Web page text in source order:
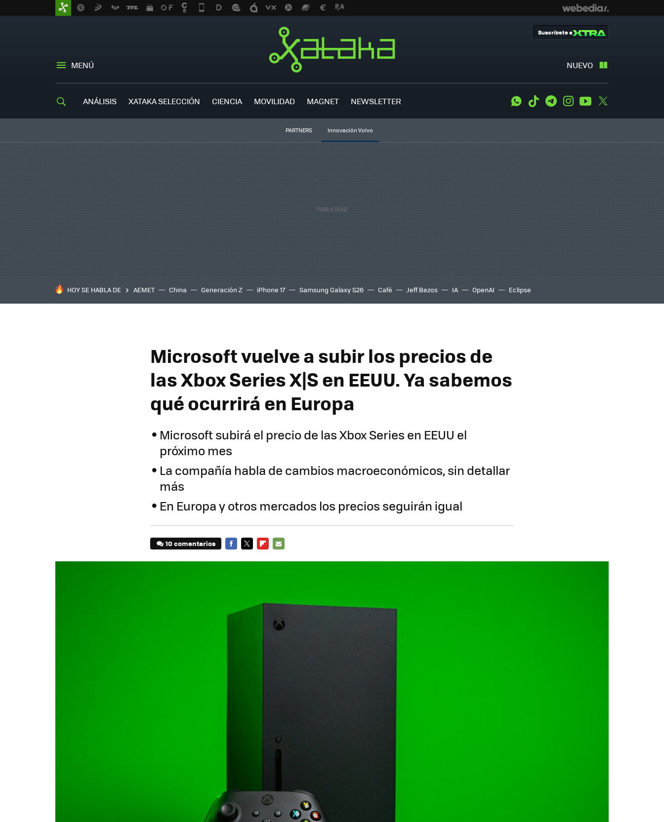
MENÚ NUEVO
Suscríbete a
ANÁLISIS XATAKA SELECCIÓN CIENCIA MOVILIDAD MAGNET NEWSLETTER WhatsApp
Tiktok TelegramInstagramYoutube
PARTNERS Innovación Volvo
HOY SE HABLA DE AEMET China Generación Z iPhone 17 Samsung Galaxy S26 Café Jeff Bezos IA OpenAI Eclipse
Microsoft vuelve a subir los precios de
las Xbox Series X|S en EEUU. Ya sabemos
qué ocurrirá en Europa
Microsoft subirá el precio de las Xbox Series en EEUU el
próximo mes
La compañía habla de cambios macroeconómicos, sin detallar
más
En Europa y otros mercados los precios seguirán igual
10 comentarios